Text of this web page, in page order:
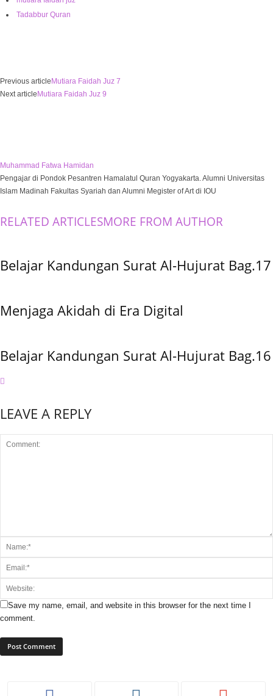
Tadabbur Quran
Previous articleMutiara Faidah Juz 7
Next articleMutiara Faidah Juz 9
Muhammad Fatwa Hamidan
Pengajar di Pondok Pesantren Hamalatul Quran Yogyakarta. Alumni Universitas
Islam Madinah Fakultas Syariah dan Alumni Megister of Art di IOU
RELATED ARTICLESMORE FROM AUTHOR
Belajar Kandungan Surat Al-Hujurat Bag.17
Menjaga Akidah di Era Digital
Belajar Kandungan Surat Al-Hujurat Bag.16
LEAVE A REPLY
Save my name, email, and website in this browser for the next time I
comment.